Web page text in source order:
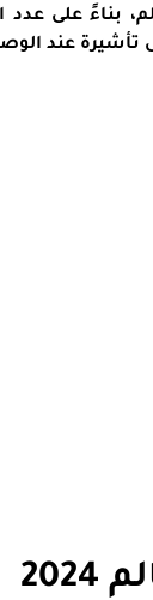
السفر في العالم،
تأشيرة عند